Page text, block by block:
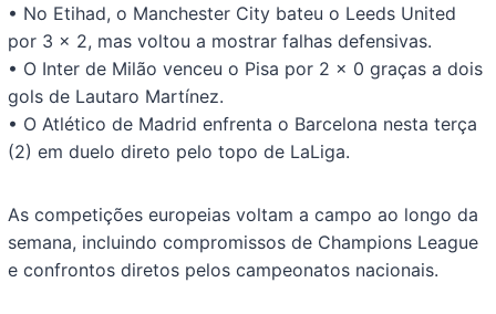
• No Etihad, o Manchester City bateu o Leeds United
por 3 x 2, mas voltou a mostrar falhas defensivas.
• O Inter de Milão venceu o Pisa por 2 x 0 graças a dois
gols de Lautaro Martínez.
• O Atlético de Madrid enfrenta o Barcelona nesta terça
(2) em duelo direto pelo topo de LaLiga.
As competições europeias voltam a campo ao longo da
semana, incluindo compromissos de Champions League
e confrontos diretos pelos campeonatos nacionais.